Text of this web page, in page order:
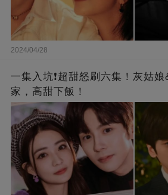
2024/04/28
一集入坑❗超甜怒刷六集！灰姑
家，高甜下飯！